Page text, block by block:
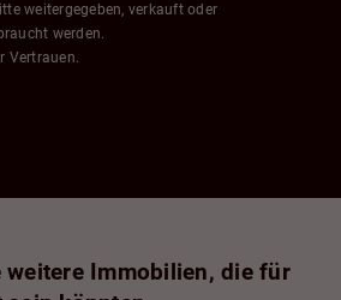
weitergegeben, verkauft oder
werden.
Vertrauen.
weitere Immobilien, die für